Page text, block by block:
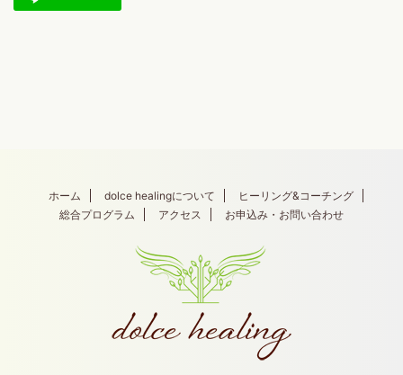
ホーム dolce healingについて
ヒーリング&コーチング
総合プログラム
アクセス お申込み・お問い合わせ